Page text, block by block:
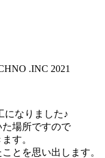
.INC 2021
になりました♪
場所ですので
す。
とを思い出します。